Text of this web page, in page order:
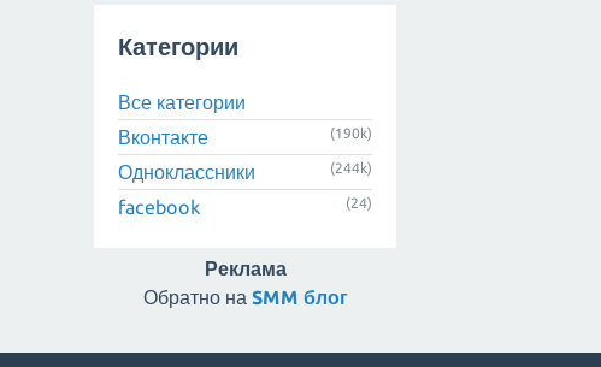
Категории
Все категории
Вконтакте
(190k)
Одноклассники (244k)
facebook (24)
Реклама
Обратно на SMM блог